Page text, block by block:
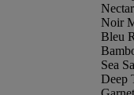
Nectar
Noir
Bleu
Sea
Deep